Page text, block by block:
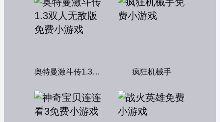
奥特曼激斗传1.3双人无敌版 疯狂机械手